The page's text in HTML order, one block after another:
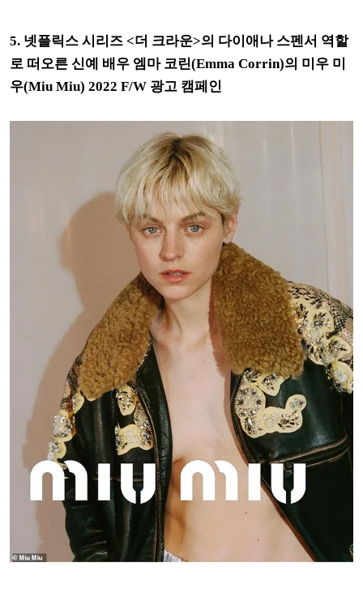
5. 넷플릭스 시리즈 <더 크라운>의 다이애나 스펜서 역할
로 떠오른 신예 배우 엠마 코린(Emma Corrin)의 미우 미
우(Miu Miu) 2022 F/W 광고 캠페인